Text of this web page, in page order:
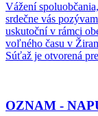
Vážení
srdečne vás
uskutoční v rámci
voľného času v
Súťaž je otvorená
OZNAM -